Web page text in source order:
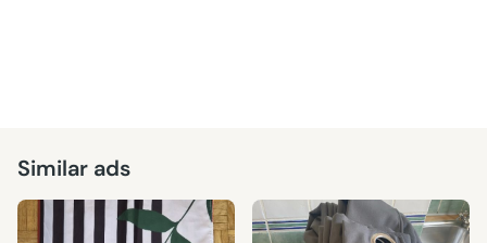
Similar ads